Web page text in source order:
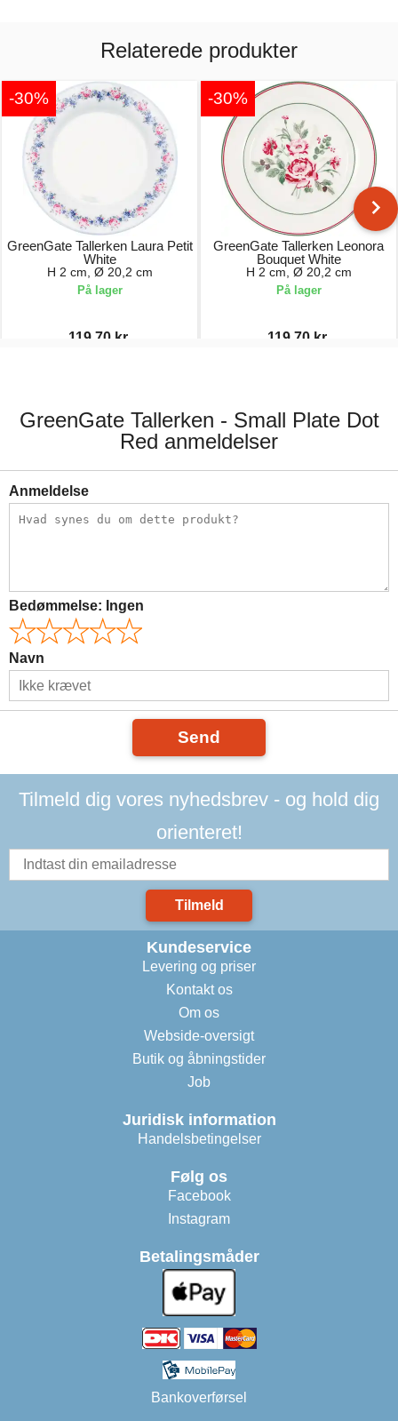
Relaterede produkter
-30%
GreenGate Tallerken Laura Petit
White
H 2 cm, Ø 20,2 cm
På lager
119,70 kr.
-30%
GreenGate Tallerken Leonora
Bouquet White
H 2 cm, Ø 20,2 cm
På lager
119,70 kr.
GreenGate Tallerken - Small Plate Dot
Red anmeldelser
Anmeldelse
Bedømmelse: Ingen
Navn
Send
Tilmeld dig vores nyhedsbrev - og hold dig
orienteret!
Tilmeld
Kundeservice
Levering og priser
Kontakt os
Om os
Webside-oversigt
Butik og åbningstider
Job
Juridisk information
Handelsbetingelser
Følg os
Facebook
Instagram
Betalingsmåder
Bankoverførsel